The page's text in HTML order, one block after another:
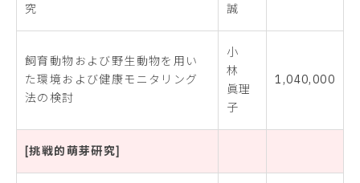
究 誠
飼育動物および野生動物を用い
た環境および健康モニタリング
法の検討
小
林
眞理
子
1,040,000
[挑戦的萌芽研究]